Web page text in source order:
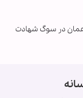
عمان در سوگ شهادت